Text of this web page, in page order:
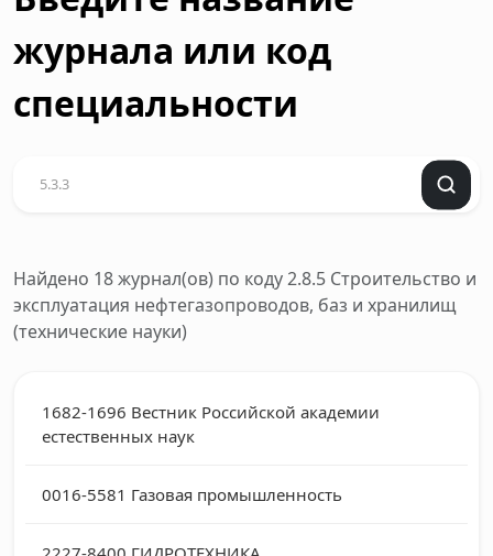
журнала или код
специальности
Найдено 18 журнал(ов) по коду 2.8.5 Строительство и
эксплуатация нефтегазопроводов, баз и хранилищ
(технические науки)
1682-1696 Вестник Российской академии
естественных наук
0016-5581 Газовая промышленность